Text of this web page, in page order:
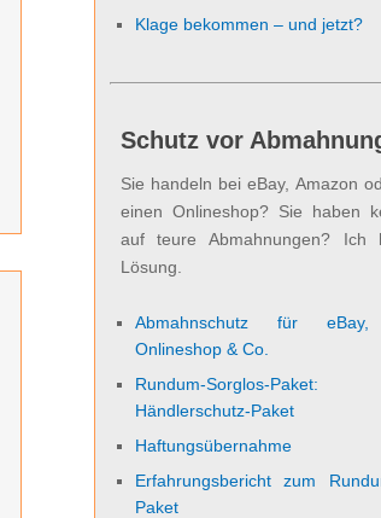
Klage bekommen – und jetzt?
Schutz vor
Sie handeln bei eBay, Amazon
einen Onlineshop? Sie haben
auf teure Abmahnungen? Ich
Lösung.
Abmahnschutz für eBay,
Onlineshop & Co.
Rundum-Sorglos-
Händlerschutz-Paket
Haftungsübernahme
Erfahrungsbericht zum
Paket